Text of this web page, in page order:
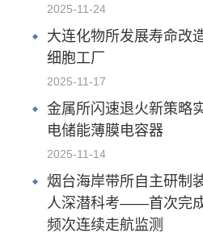
2025-11-24
大连化物所发展寿命改
细胞工厂
2025-11-17
金属所闪速退火新策略
电储能薄膜电容器
2025-11-14
烟台海岸带所自主研制
人深潜科考——首次完
频次连续走航监测